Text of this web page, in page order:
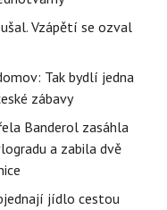
Vzápětí se ozval
Tak bydlí jedna
zábavy
Banderol zasáhla
a zabila dvě
jídlo cestou